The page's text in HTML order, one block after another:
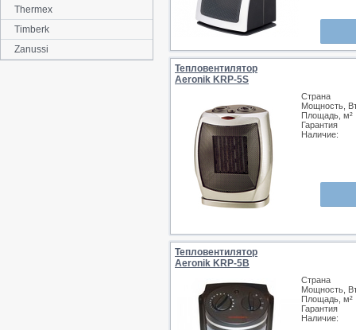
Тепловентилятор
Aeronik KRP-5S
Страна
Мощность,
Площадь, м²
Гарантия
Наличие:
Тепловентилятор
Aeronik KRP-5B
Страна
Мощность,
Площадь, м²
Гарантия
Наличие:
Thermex
Timberk
Zanussi